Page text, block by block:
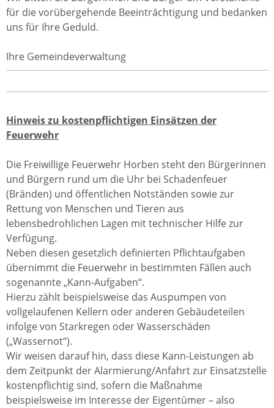
für die vorübergehende Beeinträchtigung und bedanken
uns für Ihre Geduld.
Ihre Gemeindeverwaltung
Hinweis zu kostenpflichtigen Einsätzen der
Feuerwehr
Die Freiwillige Feuerwehr Horben steht den Bürgerinnen
und Bürgern rund um die Uhr bei Schadenfeuer
(Bränden) und öffentlichen Notständen sowie zur
Rettung von Menschen und Tieren aus
lebensbedrohlichen Lagen mit technischer Hilfe zur
Verfügung.
Neben diesen gesetzlich definierten Pflichtaufgaben
übernimmt die Feuerwehr in bestimmten Fällen auch
sogenannte „Kann-Aufgaben“.
Hierzu zählt beispielsweise das Auspumpen von
vollgelaufenen Kellern oder anderen Gebäudeteilen
infolge von Starkregen oder Wasserschäden
(„Wassernot“).
Wir weisen darauf hin, dass diese Kann-Leistungen ab
dem Zeitpunkt der Alarmierung/Anfahrt zur Einsatzstelle
kostenpflichtig sind, sofern die Maßnahme
beispielsweise im Interesse der Eigentümer – also